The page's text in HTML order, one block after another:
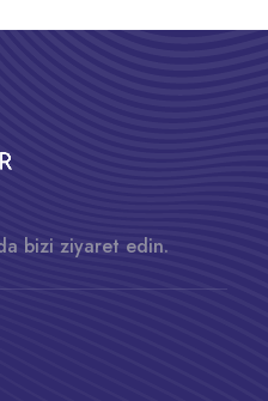
bizi ziyaret edin.